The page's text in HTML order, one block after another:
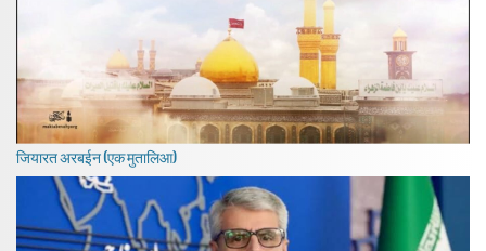
जियारत अरबईन (एक मुतालिआ)